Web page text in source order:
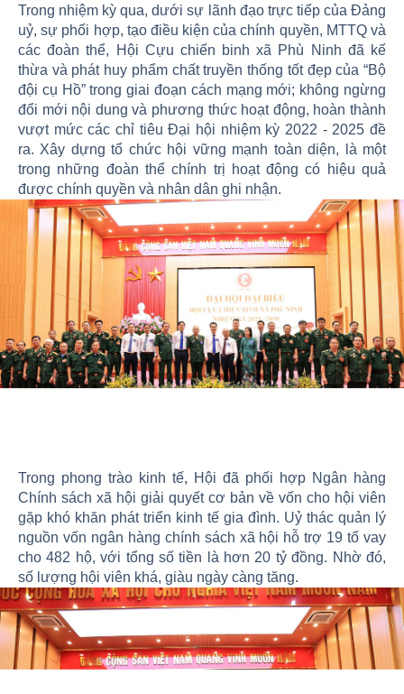
Trong nhiệm kỳ qua, dưới sự lãnh đạo trực tiếp của Đảng
uỷ, sự phối hợp, tạo điều kiện của chính quyền, MTTQ và
các đoàn thể, Hội Cựu chiến binh xã Phù Ninh đã kế
thừa và phát huy phẩm chất truyền thống tốt đẹp của “Bộ
đội cụ Hồ” trong giai đoạn cách mạng mới; không ngừng
đổi mới nội dung và phương thức hoạt động, hoàn thành
vượt mức các chỉ tiêu Đại hội nhiệm kỳ 2022 - 2025 đề
ra. Xây dựng tổ chức hội vững mạnh toàn diện, là một
trong những đoàn thể chính trị hoạt động có hiệu quả
được chính quyền và nhân dân ghi nhận.
Trong phong trào kinh tế, Hội đã phối hợp Ngân hàng
Chính sách xã hội giải quyết cơ bản về vốn cho hội viên
gặp khó khăn phát triển kinh tế gia đình. Uỷ thác quản lý
nguồn vốn ngân hàng chính sách xã hội hỗ trợ 19 tổ vay
cho 482 hộ, với tổng số tiền là hơn 20 tỷ đồng. Nhờ đó,
số lượng hội viên khá, giàu ngày càng tăng.